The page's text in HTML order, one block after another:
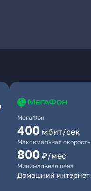
МегаФон
400 мбит/сек
Максимальная скорость
800 ₽/мес
Минимальная цена
Домашний интернет